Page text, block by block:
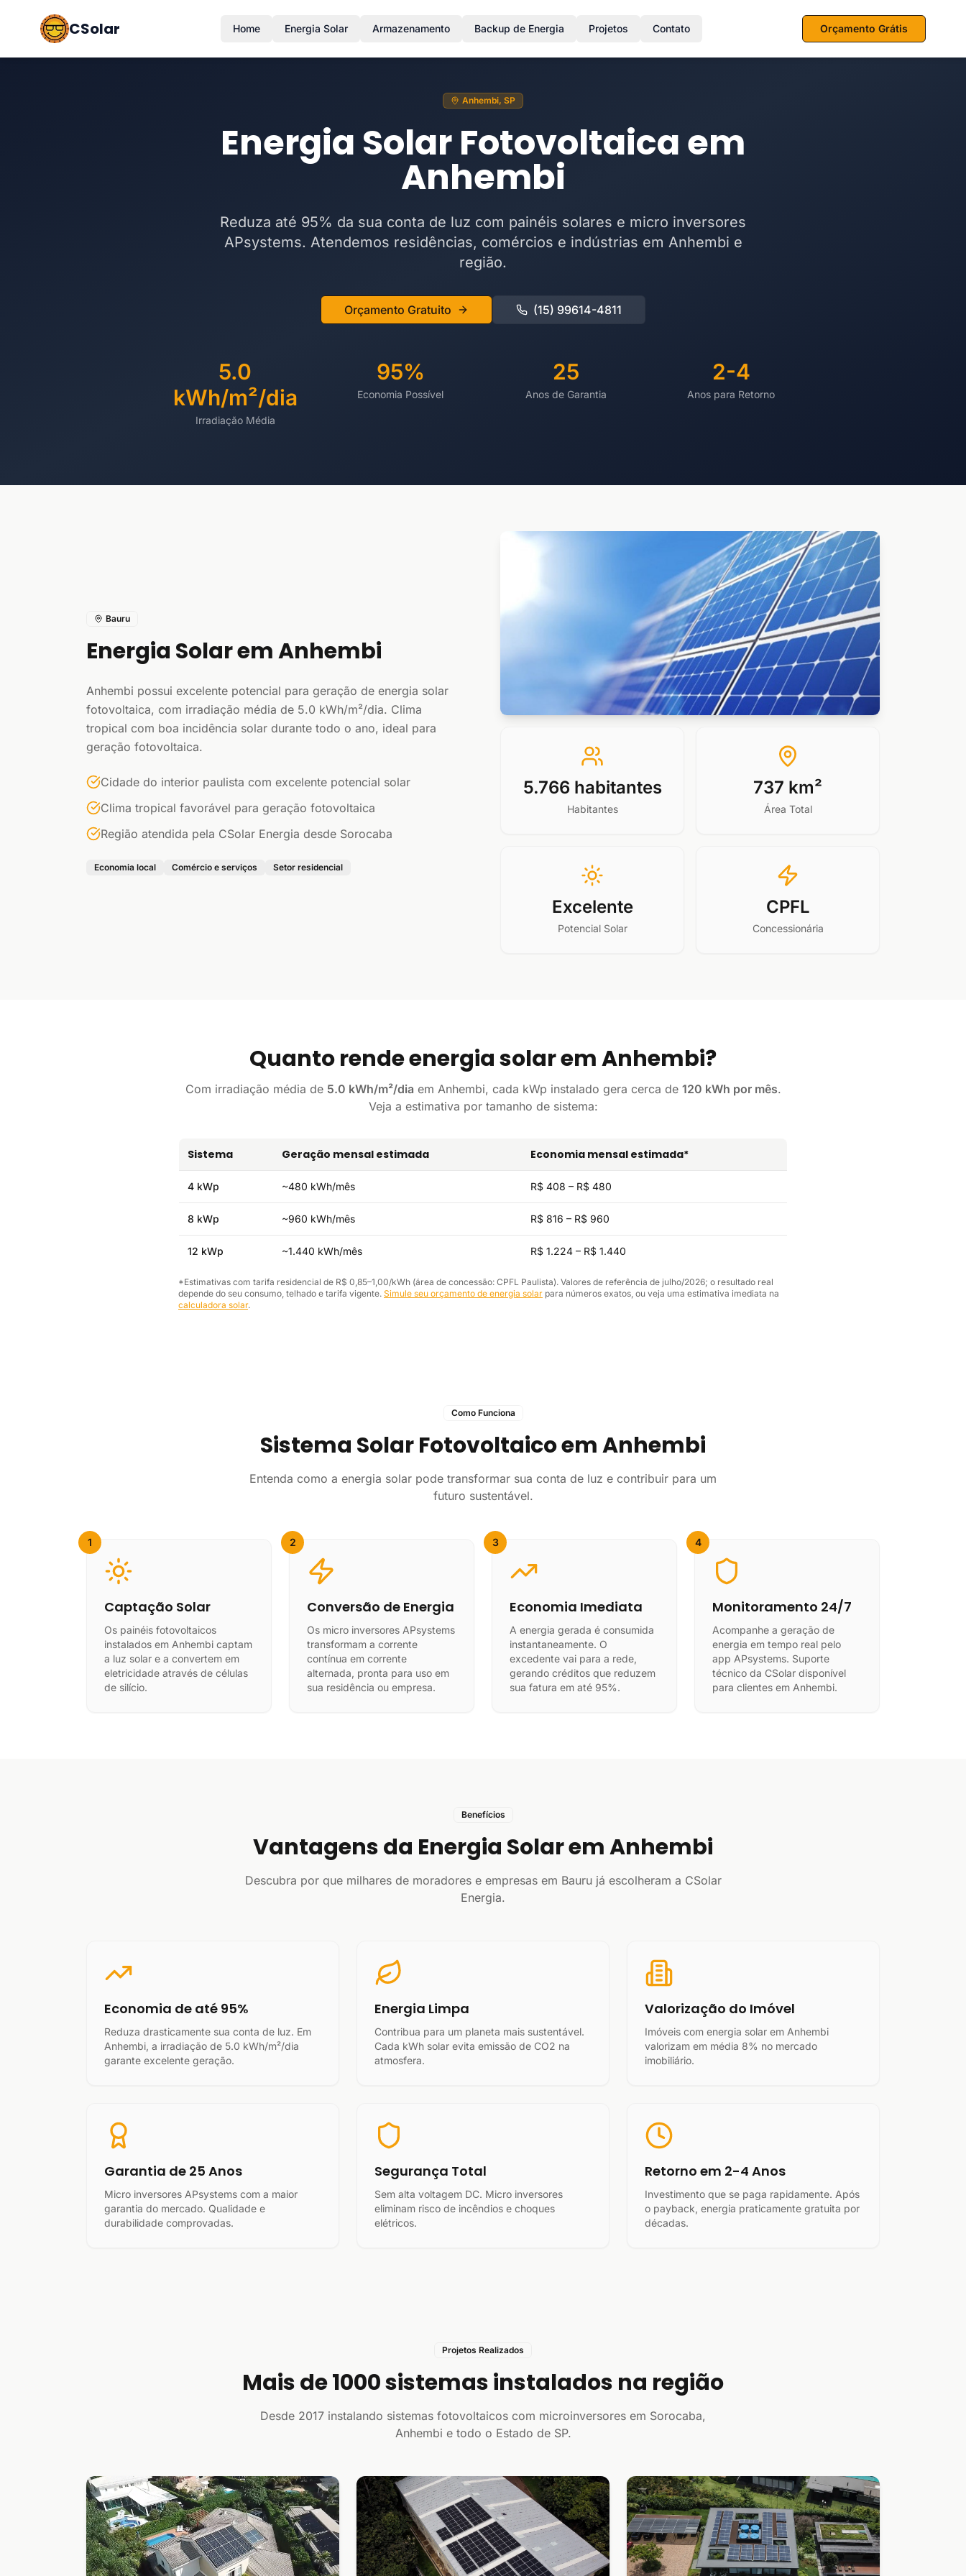
CSolar Home Energia Solar Armazenamento Backup de Energia Projetos Contato Orçamento Grátis
Anhembi, SP
Energia Solar Fotovoltaica em
Anhembi
Reduza até 95% da sua conta de luz com painéis solares e micro inversores
APsystems. Atendemos residências, comércios e indústrias em Anhembi e
região.
Orçamento Gratuito (15) 99614-4811
5.0
kWh/m²/dia
Irradiação Média
95%
Economia Possível
25
Anos de Garantia
2-4
Anos para Retorno
Bauru
Energia Solar em Anhembi
Anhembi possui excelente potencial para geração de energia solar
fotovoltaica, com irradiação média de 5.0 kWh/m²/dia. Clima
tropical com boa incidência solar durante todo o ano, ideal para
geração fotovoltaica.
Cidade do interior paulista com excelente potencial solar
Clima tropical favorável para geração fotovoltaica
Região atendida pela CSolar Energia desde Sorocaba
Economia local Comércio e serviços Setor residencial
5.766 habitantes
Habitantes
737 km²
Área Total
Excelente
Potencial Solar
CPFL
Concessionária
Quanto rende energia solar em Anhembi?
Com irradiação média de 5.0 kWh/m²/dia em Anhembi, cada kWp instalado gera cerca de 120 kWh por mês.
Veja a estimativa por tamanho de sistema:
Sistema Geração mensal estimada Economia mensal estimada*
4 kWp ~480 kWh/mês R$ 408 – R$ 480
8 kWp ~960 kWh/mês R$ 816 – R$ 960
12 kWp ~1.440 kWh/mês R$ 1.224 – R$ 1.440
*Estimativas com tarifa residencial de R$ 0,85–1,00/kWh (área de concessão: CPFL Paulista). Valores de referência de julho/2026; o resultado real
depende do seu consumo, telhado e tarifa vigente. Simule seu orçamento de energia solar para números exatos, ou veja uma estimativa imediata na
calculadora solar.
Como Funciona
Sistema Solar Fotovoltaico em Anhembi
Entenda como a energia solar pode transformar sua conta de luz e contribuir para um
futuro sustentável.
1
Captação Solar
Os painéis fotovoltaicos
instalados em Anhembi captam
a luz solar e a convertem em
eletricidade através de células
de silício.
2
Conversão de Energia
Os micro inversores APsystems
transformam a corrente
contínua em corrente
alternada, pronta para uso em
sua residência ou empresa.
3
Economia Imediata
A energia gerada é consumida
instantaneamente. O
excedente vai para a rede,
gerando créditos que reduzem
sua fatura em até 95%.
4
Monitoramento 24/7
Acompanhe a geração de
energia em tempo real pelo
app APsystems. Suporte
técnico da CSolar disponível
para clientes em Anhembi.
Benefícios
Vantagens da Energia Solar em Anhembi
Descubra por que milhares de moradores e empresas em Bauru já escolheram a CSolar
Energia.
Economia de até 95%
Reduza drasticamente sua conta de luz. Em
Anhembi, a irradiação de 5.0 kWh/m²/dia
garante excelente geração.
Energia Limpa
Contribua para um planeta mais sustentável.
Cada kWh solar evita emissão de CO2 na
atmosfera.
Valorização do Imóvel
Imóveis com energia solar em Anhembi
valorizam em média 8% no mercado
imobiliário.
Garantia de 25 Anos
Micro inversores APsystems com a maior
garantia do mercado. Qualidade e
durabilidade comprovadas.
Segurança Total
Sem alta voltagem DC. Micro inversores
eliminam risco de incêndios e choques
elétricos.
Retorno em 2-4 Anos
Investimento que se paga rapidamente. Após
o payback, energia praticamente gratuita por
décadas.
Projetos Realizados
Mais de 1000 sistemas instalados na região
Desde 2017 instalando sistemas fotovoltaicos com microinversores em Sorocaba,
Anhembi e todo o Estado de SP.